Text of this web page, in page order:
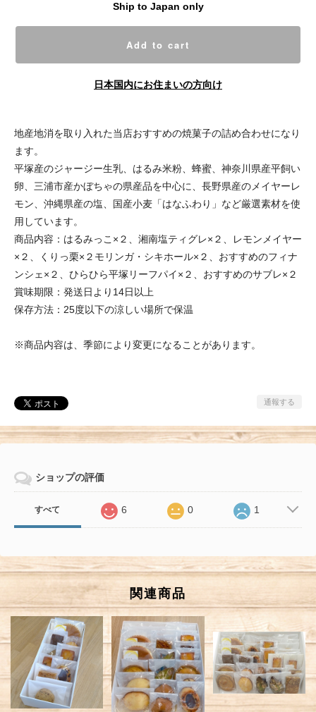
Ship to Japan only
Add to cart
日本国内にお住まいの方向け
地産地消を取り入れた当店おすすめの焼菓子の詰め合わせになり
ます。
平塚産のジャージー生乳、はるみ米粉、蜂蜜、神奈川県産平飼い
卵、三浦市産かぼちゃの県産品を中心に、長野県産のメイヤーレ
モン、沖縄県産の塩、国産小麦「はなふわり」など厳選素材を使
用しています。
商品内容：はるみっこ×２、湘南塩ティグレ×２、レモンメイヤー
×２、くりっ栗×２モリンガ・シキホール×２、おすすめのフィナ
ンシェ×２、ひらひら平塚リーフパイ×２、おすすめのサブレ×２
賞味期限：発送日より14日以上
保存方法：25度以下の涼しい場所で保温
※商品内容は、季節により変更になることがあります。
通報する
ショップの評価
すべて 6 0 1
関連商品